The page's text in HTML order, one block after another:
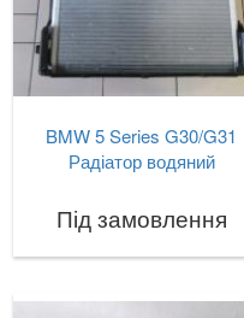
BMW 5 Series G30/G31
Радіатор водяний
Під замовлення